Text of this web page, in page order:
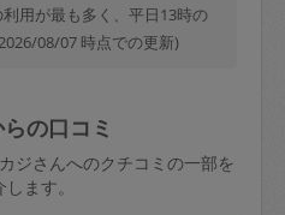
用が最も多く、平日13時の
08/07 時点での更新)
の口コミ
ジさんへのクチコミの一部を
ます。